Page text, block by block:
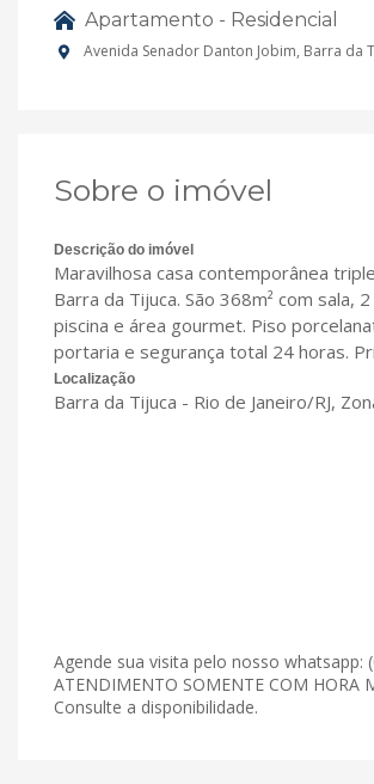
Apartamento - Residencial
Avenida Senador Danton Jobim, Barra da
Sobre o imóvel
Descrição do imóvel
Maravilhosa casa contemporânea
Barra da Tijuca. São 368m² com sala,
piscina e área gourmet. Piso
portaria e segurança total 24 horas.
Localização
Barra da Tijuca - Rio de Janeiro/RJ,
Agende sua visita pelo nosso whatsapp:
ATENDIMENTO SOMENTE COM HORA
Consulte a disponibilidade.